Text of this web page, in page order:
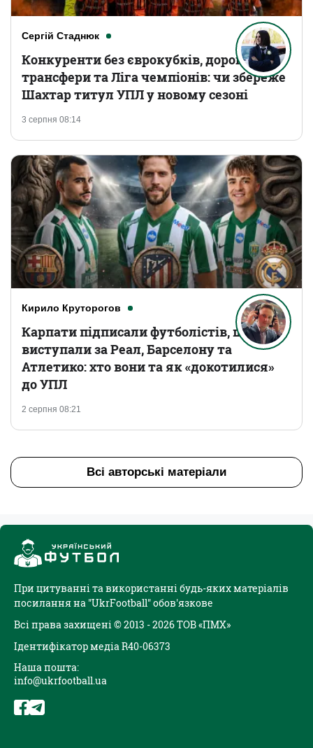
Сергій Стаднюк
3 серпня 08:14
Конкуренти без єврокубків, дорогі
трансфери та Ліга чемпіонів: чи збереже
Шахтар титул УПЛ у новому сезоні
Кирило Круторогов
2 серпня 08:21
Карпати підписали футболістів, що
виступали за Реал, Барселону та
Атлетико: хто вони та як «докотилися»
до УПЛ
Всі авторські матеріали
При цитуванні та використанні будь-яких матеріалів
посилання на "UkrFootball" обов'язкове
Всі права захищені © 2013 - 2026 ТОВ «ПМХ»
Ідентифікатор медіа R40-06373
Наша пошта:
info@ukrfootball.ua